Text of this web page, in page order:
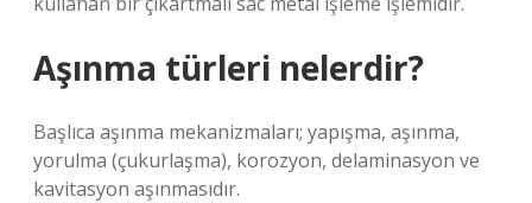
Aşınma türleri nelerdir?
Başlıca aşınma mekanizmaları; yapışma, aşınma,
yorulma (çukurlaşma), korozyon, delaminasyon ve
kavitasyon aşınmasıdır.